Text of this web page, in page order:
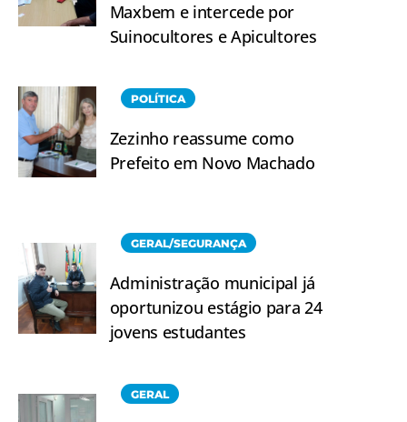
Maxbem e intercede por
Suinocultores e Apicultores
POLÍTICA
Zezinho reassume como
Prefeito em Novo Machado
GERAL/SEGURANÇA
Administração municipal já
oportunizou estágio para 24
jovens estudantes
GERAL